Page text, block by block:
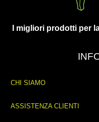
I migliori prodotti per
CHI SIAMO
ASSISTENZA CLIENTI